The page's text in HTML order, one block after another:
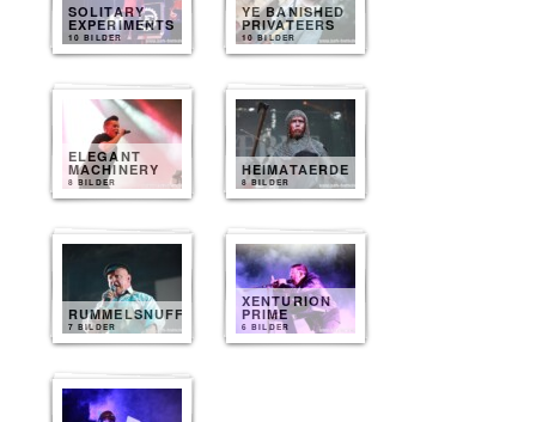
SOLITARY
EXPERIMENTS
10 BILDER
YE BANISHED
PRIVATEERS
10 BILDER
ELEGANT
MACHINERY
8 BILDER
HEIMATAERDE
8 BILDER
RUMMELSNUFF
7 BILDER
XENTURION
PRIME
6 BILDER